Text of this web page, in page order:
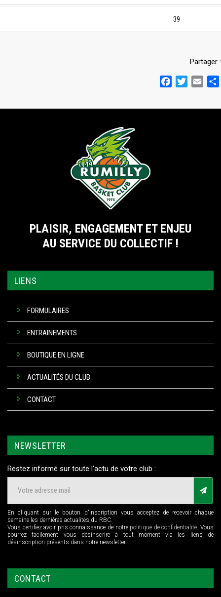
39
Partager :
FacebookTwitter
PLAISIR, ENGAGEMENT ET ENJEU
AU SERVICE DU COLLECTIF !
LIENS
FORMULAIRES
ENTRAINEMENTS
BOUTIQUE EN LIGNE
ACTUALITÉS DU CLUB
CONTACT
NEWSLETTER
Restez informé sur toute l'actu de votre club :
En cliquant sur le bouton d'inscription vous acceptez de recevoir chaque
semaine les dernières actualités du RBC.
Vous certifiez avoir pris connaissance de notre politique de confidentialité. Vous
pourrez facilement vous désinscrire à tout moment via les liens de
désinscription présents dans notre newsletter.
CONTACT